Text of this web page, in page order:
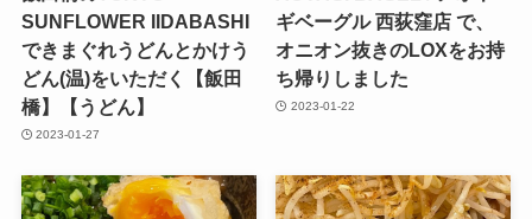
SUNFLOWER IIDABASHI
できまぐれうどんとかけう
どん(温)をいただく【飯田
橋】【うどん】
2023-01-27
ギベーグル 西荻窪店 で、
オニオン抜きのLOXをお持
ち帰りしました
2023-01-22